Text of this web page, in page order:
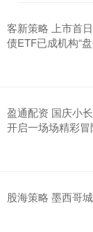
客新策略 上市首
债ETF已成机构“
盈通配资 国庆小
开启一场场精彩冒
股海策略 墨西哥